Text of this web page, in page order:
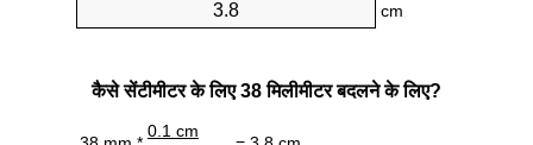
cm
कैसे सेंटीमीटर के लिए 38 मिलीमीटर बदलने के लिए?
0.1 cm